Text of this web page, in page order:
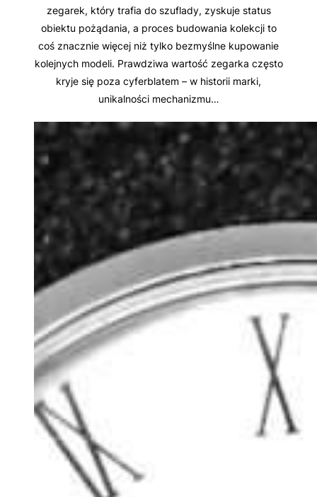
zegarek, który trafia do szuflady, zyskuje status
obiektu pożądania, a proces budowania kolekcji to
coś znacznie więcej niż tylko bezmyślne kupowanie
kolejnych modeli. Prawdziwa wartość zegarka często
kryje się poza cyferblatem – w historii marki,
unikalności mechanizmu…